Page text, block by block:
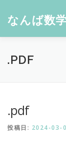
なんば数
.PDF
.pdf
投稿日: 2024-03-